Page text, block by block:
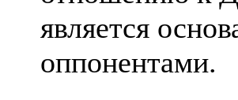
является
оппонентами.